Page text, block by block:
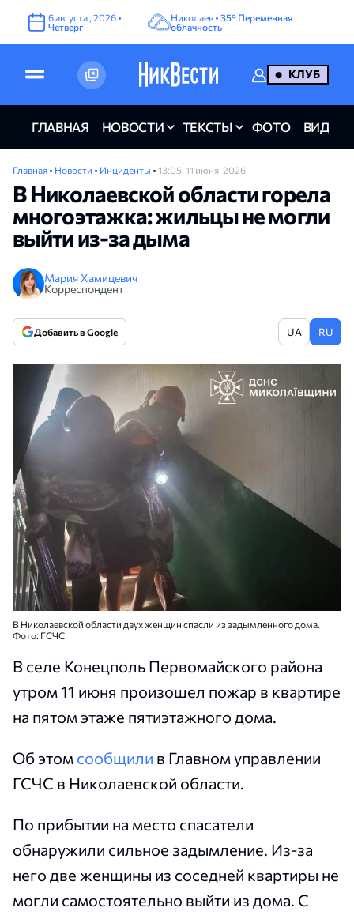
6августа , 2026 •
Четверг
Николаев • 35° Переменная
облачность
КЛУБ
ГЛАВНАЯ НОВОСТИ ТЕКСТЫ ФОТО ВИДЕО
Главная • Новости • Инциденты • 13:05, 11 июня, 2026
В Николаевской области горела
многоэтажка: жильцы не могли
выйти из-за дыма
Мария Хамицевич
Корреспондент
Добавить в Google UA RU
В Николаевской области двух женщин спасли из задымленного дома.
Фото: ГСЧС
В селе Конецполь Первомайского района
утром 11 июня произошел пожар в квартире
на пятом этаже пятиэтажного дома.
Об этом сообщили в Главном управлении
ГСЧС в Николаевской области.
По прибытии на место спасатели
обнаружили сильное задымление. Из-за
него две женщины из соседней квартиры не
могли самостоятельно выйти из дома. С